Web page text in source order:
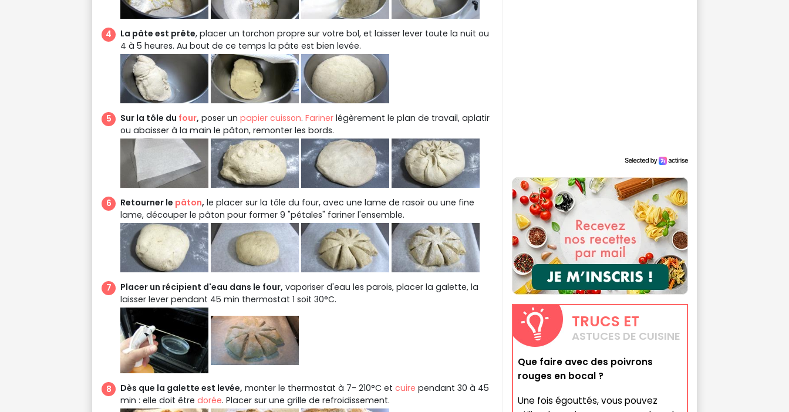
La pâte est prête, placer un torchon propre sur votre bol, et laisser lever toute la nuit ou
4 à 5 heures. Au bout de ce temps la pâte est bien levée.
Sur la tôle du four, poser un papier cuisson. Fariner légèrement le plan de travail, aplatir
ou abaisser à la main le pâton, remonter les bords.
Retourner le pâton, le placer sur la tôle du four, avec une lame de rasoir ou une fine
lame, découper le pâton pour former 9 "pétales" fariner l'ensemble.
Placer un récipient d'eau dans le four, vaporiser d'eau les parois, placer la galette, la
laisser lever pendant 45 min thermostat 1 soit 30°C.
Dès que la galette est levée, monter le thermostat à 7- 210°C et cuire pendant 30 à 45
min : elle doit être dorée. Placer sur une grille de refroidissement.
TRUCS ET
ASTUCES DE CUISINE
Que faire avec des poivrons
rouges en bocal ?
Une fois égouttés, vous pouvez